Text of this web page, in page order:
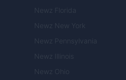
Newz Florida
Newz New York
Newz Pennsylvania
Newz Illinois
Newz Ohio